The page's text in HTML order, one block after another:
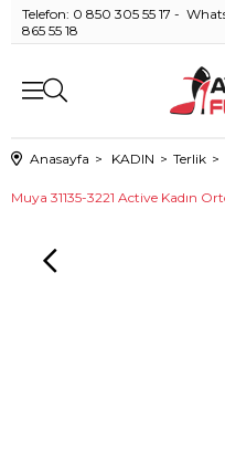
Telefon: 0 850 305 55 17 -
865 55 18
Anasayfa KADIN Terlik
Muya 31135-3221 Active Kadın